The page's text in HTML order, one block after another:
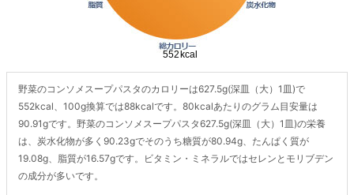
野菜のコンソメスープパスタのカロリーは627.5g(深皿（大）1皿)で
552kcal、100g換算では88kcalです。80kcalあたりのグラム目安量は
90.91gです。野菜のコンソメスープパスタ627.5g(深皿（大）1皿)の栄養
は、炭水化物が多く90.23gでそのうち糖質が80.94g、たんぱく質が
19.08g、脂質が16.57gです。ビタミン・ミネラルではセレンとモリブデン
の成分が多いです。